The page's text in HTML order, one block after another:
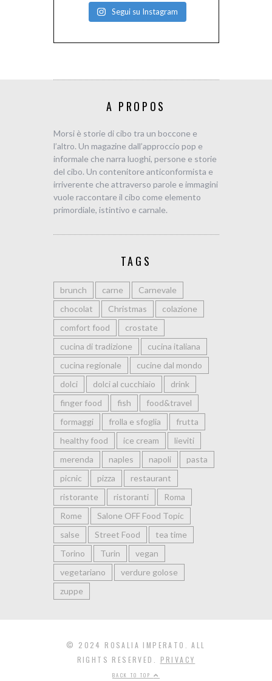
Segui su Instagram
A PROPOS
Morsi è storie di cibo tra un boccone e
l’altro. Un magazine dall’approccio pop e
informale che narra luoghi, persone e storie
del cibo. Un contenitore anticonformista e
irriverente che attraverso parole e immagini
vuole raccontare il cibo come elemento
primordiale, istintivo e carnale.
TAGS
brunch carne
Carnevale
chocolat
Christmas
colazione
comfort food
crostate
cucina di tradizione
cucina italiana
cucina regionale
cucine dal mondo
dolci
dolci al cucchiaio
drink
finger food
fish
food&travel
formaggi
frolla e sfoglia
frutta
healthy food
ice cream
lieviti
merenda
naples napoli
pasta
picnic
pizza
restaurant
ristorante
ristoranti
Roma
Rome
Salone OFF Food Topic
salse
Street Food
tea time
Torino
Turin
vegan
vegetariano
verdure golose
zuppe
© 2024 ROSALIA IMPERATO. ALL
RIGHTS RESERVED. PRIVACY
BACK TO TOP